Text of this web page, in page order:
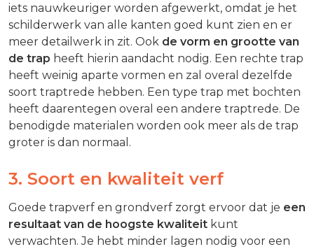
iets nauwkeuriger worden afgewerkt, omdat je het
schilderwerk van alle kanten goed kunt zien en er
meer detailwerk in zit. Ook de vorm en grootte van
de trap heeft hierin aandacht nodig. Een rechte trap
heeft weinig aparte vormen en zal overal dezelfde
soort traptrede hebben. Een type trap met bochten
heeft daarentegen overal een andere traptrede. De
benodigde materialen worden ook meer als de trap
groter is dan normaal.
3. Soort en kwaliteit verf
Goede trapverf en grondverf zorgt ervoor dat je een
resultaat van de hoogste kwaliteit kunt
verwachten. Je hebt minder lagen nodig voor een